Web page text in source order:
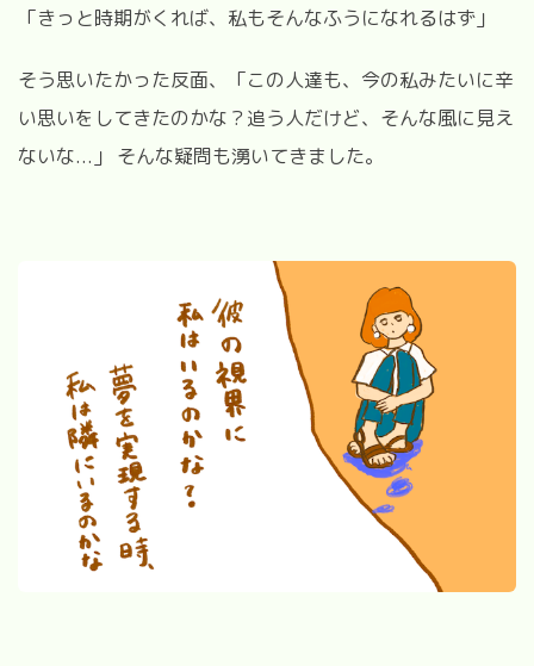
「きっと時期がくれば、私もそんなふうになれるはず」
そう思いたかった反面、「この人達も、今の私みたいに辛
い思いをしてきたのかな？追う人だけど、そんな風に見え
ないな...」 そんな疑問も湧いてきました。